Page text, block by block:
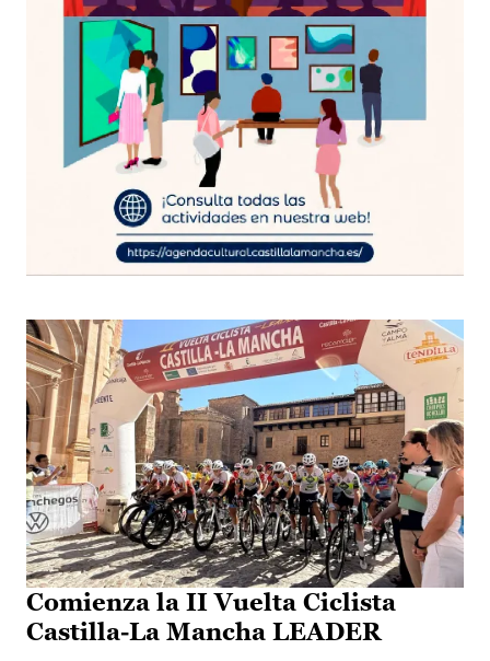
Comienza la II Vuelta Ciclista
Castilla-La Mancha LEADER